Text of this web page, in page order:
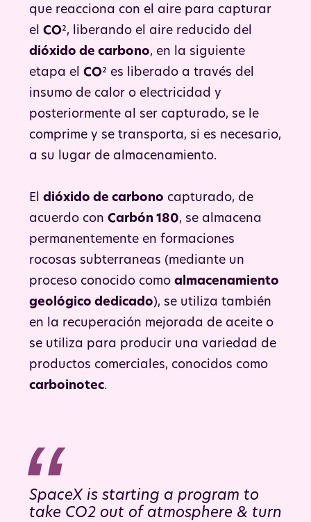
que reacciona con el aire para capturar
el CO², liberando el aire reducido del
dióxido de carbono, en la siguiente
etapa el CO² es liberado a través del
insumo de calor o electricidad y
posteriormente al ser capturado, se le
comprime y se transporta, si es necesario,
a su lugar de almacenamiento.
El dióxido de carbono capturado, de
acuerdo con Carbón 180, se almacena
permanentemente en formaciones
rocosas subterraneas (mediante un
proceso conocido como almacenamiento
geológico dedicado), se utiliza también
en la recuperación mejorada de aceite o
se utiliza para producir una variedad de
productos comerciales, conocidos como
carboinotec.
SpaceX is starting a program to
take CO2 out of atmosphere & turn